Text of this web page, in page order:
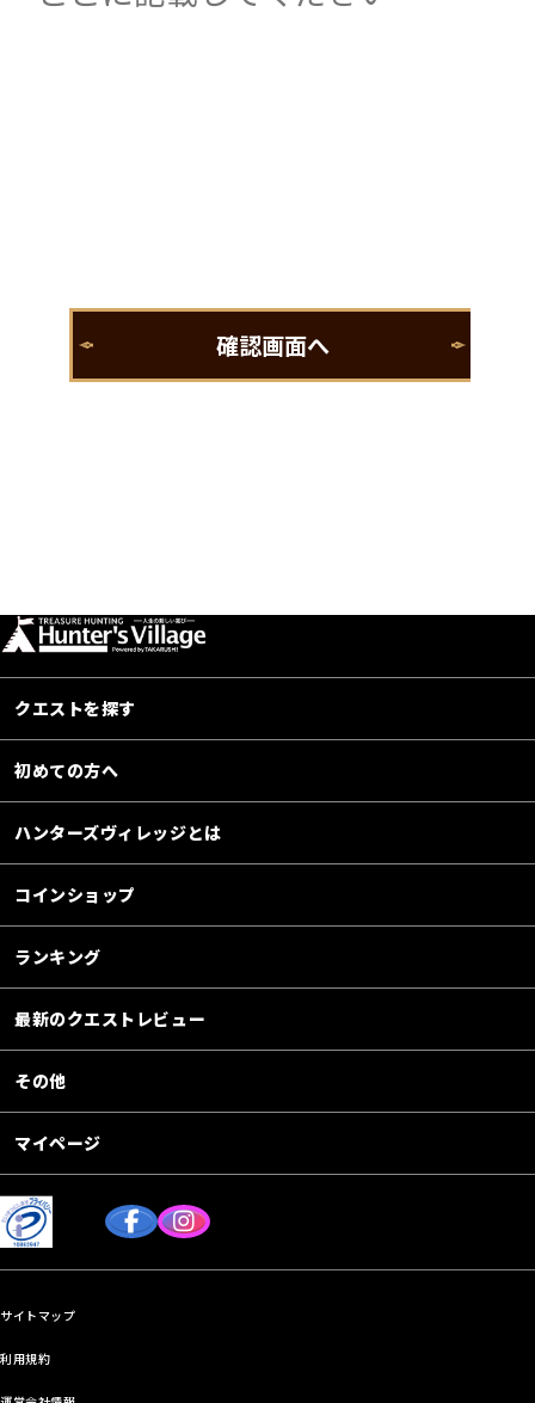
クエストを探す
初めての方へ
ハンターズヴィレッジとは
コインショップ
ランキング
最新のクエストレビュー
その他
マイページ
サイトマップ
利用規約